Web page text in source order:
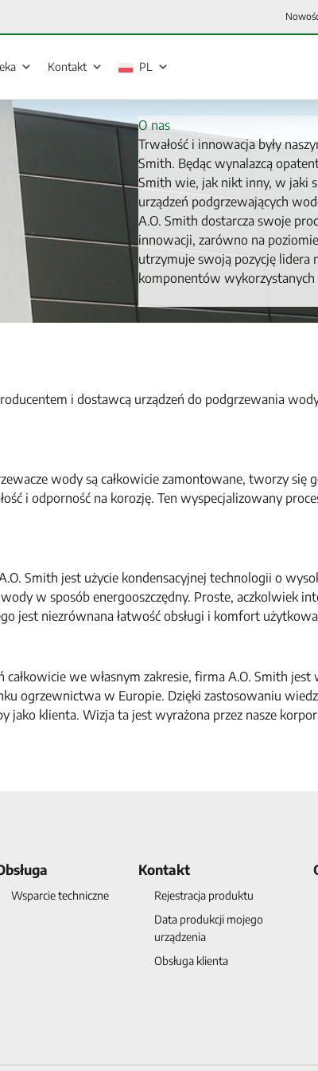
Kontakt PL
O nas
Trwałość i innowacja były
Smith. Będąc wynalazcą
Smith wie, jak nikt inny, w jaki
urządzeń podgrzewających
A.O. Smith dostarcza swoje
innowacji, zarówno na
utrzymuje swoją pozycję lidera
komponentów
i dostawcą urządzeń do podgrzewania
wody są całkowicie zamontowane, tworzy się
i odporność na korozję. Ten wyspecjalizowany
Smith jest użycie kondensacyjnej technologii o
w sposób energooszczędny. Proste, aczkolwiek
jest niezrównana łatwość obsługi i komfort
całkowicie we własnym zakresie, firma A.O. Smith
ogrzewnictwa w Europie. Dzięki zastosowaniu
klienta. Wizja ta jest wyrażona przez nasze
Wsparcie techniczne
Kontakt
Rejestracja produktu
Data produkcji mojego
urządzenia
Obsługa klienta